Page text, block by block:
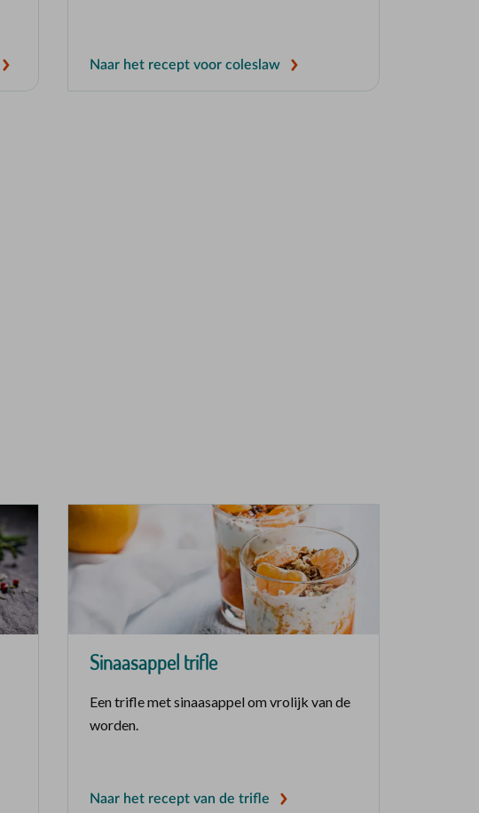
Naar het recept voor coleslaw
Sinaasappel trifle
Een trifle met sinaasappel om vrolijk van de
worden.
Naar het recept van de trifle